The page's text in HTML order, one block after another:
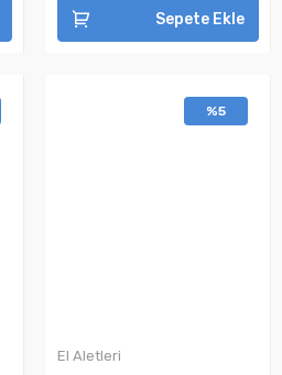
Sepete Ekle
%5
El Aletleri